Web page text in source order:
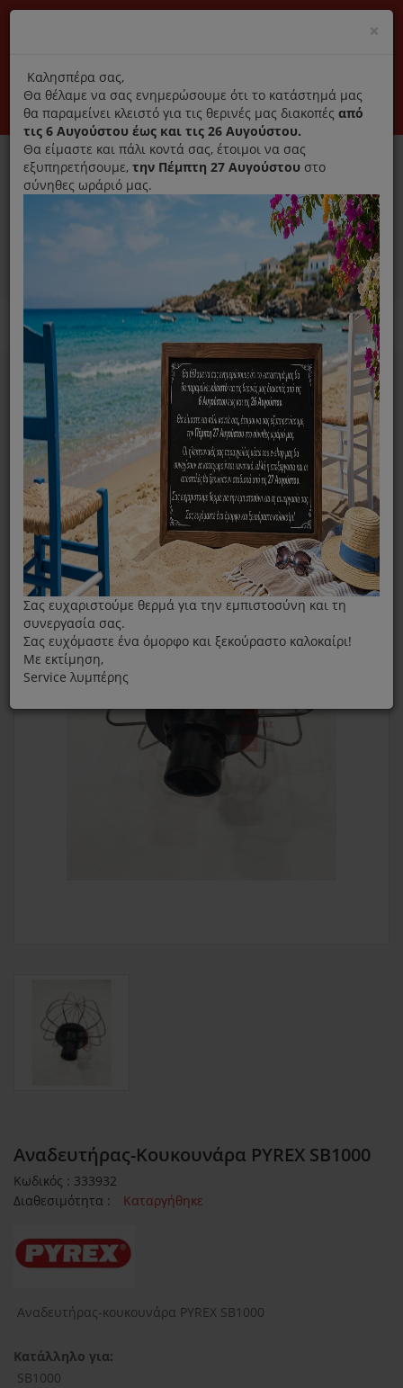
Αποκλειστικά γνήσια ανταλλακτικά
Σύνδεση Εγγραφή Εταιρεία Επικοινωνία
0
Ανταλλακτικά ηλεκτρικών συσκευών MENU
Home
Μίξερ Κουζινομηχανές
Αναδευτήρες Μίξερ
Αναδευτήρας-Κουκουνάρα PYREX SB1000
Αναδευτήρας-Κουκουνάρα PYREX SB1000
Κωδικός : 333932
Διαθεσιμότητα :
Καταργήθηκε
Αναδευτήρας-κουκουνάρα PYREX SB1000
Κατάλληλο για:
SB1000
×
title
Καλησπέρα σας,
Θα θέλαμε να σας ενημερώσουμε ότι το κατάστημά μας
θα παραμείνει κλειστό για τις θερινές μας διακοπές από
τις 6 Αυγούστου έως και τις 26 Αυγούστου.
Θα είμαστε και πάλι κοντά σας, έτοιμοι να σας
εξυπηρετήσουμε, την Πέμπτη 27 Αυγούστου στο
σύνηθες ωράριό μας.
Σας ευχαριστούμε θερμά για την εμπιστοσύνη και τη
συνεργασία σας.
Σας ευχόμαστε ένα όμορφο και ξεκούραστο καλοκαίρι!
Με εκτίμηση,
Service λυμπέρης